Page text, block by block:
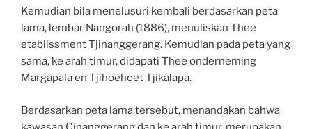
Kemudian bila menelusuri kembali berdasarkan peta
lama, lembar Nangorah (1886), menuliskan Thee
etablissment Tjinanggerang. Kemudian pada peta yang
sama, ke arah timur, didapati Thee onderneming
Margapala en Tjihoehoet Tjikalapa.
Berdasarkan peta lama tersebut, menandakan bahwa